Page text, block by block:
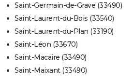
Saint-Germain-de-Grave (33490)
Saint-Laurent-du-Bois (33540)
Saint-Laurent-du-Plan (33190)
Saint-Léon (33670)
Saint-Macaire (33490)
Saint-Maixant (33490)